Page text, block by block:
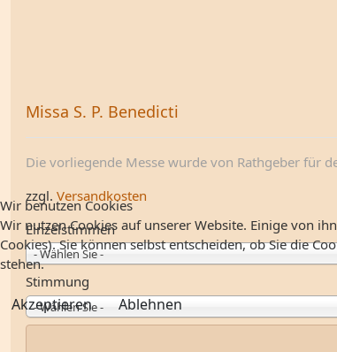
Missa S. P. Benedicti
Die vorliegende Messe wurde von Rathgeber für
zzgl. Versandkosten
Einzelstimmen
- Wählen Sie -
Stimmung
- Wählen Sie -
Wir benutzen Cookies
Wir nutzen Cookies auf unserer Website. Einige von
Cookies). Sie können selbst entscheiden, ob Sie die
stehen.
Akzeptieren Ablehnen